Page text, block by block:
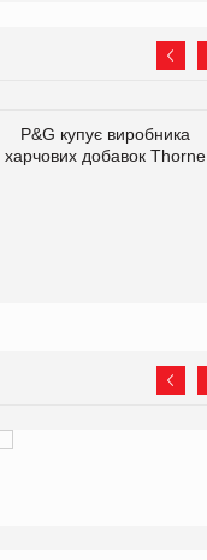
P&G купує виробника
харчових добавок Thorne